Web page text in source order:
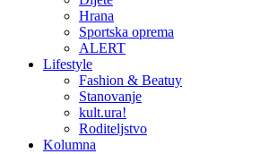
Hrana
Sportska oprema
ALERT
Lifestyle
Fashion & Beatuy
Stanovanje
kult.ura!
Roditeljstvo
Kolumna